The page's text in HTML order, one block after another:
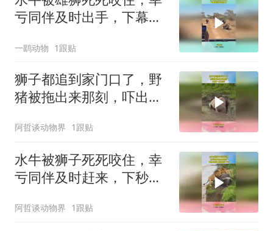
亏同伴及时出手，下幕雄
一鹞动物 1跟贴
狮子都追到家门口了，野
猪被拖出来那刻，吓出一
阿哲谈动物界 1跟贴
水牛被狮子死死咬住，幸
亏同伴及时赶来，下秒雄
阿哲谈动物界 1跟贴